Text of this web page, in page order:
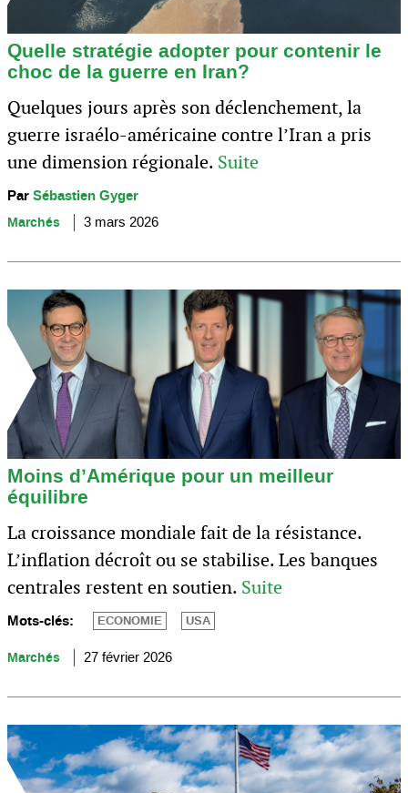
Quelle stratégie adopter pour contenir le
choc de la guerre en Iran?
Quelques jours après son déclenchement, la
guerre israélo-américaine contre l’Iran a pris
une dimension régionale. Suite
ParSébastien Gyger
Marchés
3 mars 2026
Moins d’Amérique pour un meilleur
équilibre
La croissance mondiale fait de la résistance.
L’inflation décroît ou se stabilise. Les banques
centrales restent en soutien. Suite
Mots-clés: ECONOMIE USA
Marchés 27 février 2026